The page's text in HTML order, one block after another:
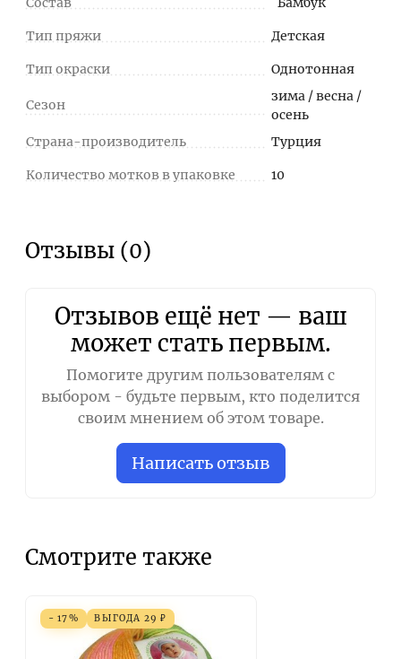
Тип пряжи Детская
Тип окраски Однотонная
Сезон
зима / весна /
осень
Страна-производитель
Турция
Количество мотков в упаковке 10
Отзывы (0)
Отзывов ещё нет — ваш
может стать первым.
Помогите другим пользователям с
выбором - будьте первым, кто поделится
своим мнением об этом товаре.
Написать отзыв
Смотрите также
- 17% ВЫГОДА 29 ₽